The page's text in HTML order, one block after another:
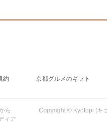
約 京都グルメのギフト
ら
ィア
Copyright © Kyotopi [キ